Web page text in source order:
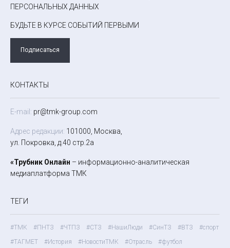
ПЕРСОНАЛЬНЫХ ДАННЫХ
БУДЬТЕ В КУРСЕ СОБЫТИЙ ПЕРВЫМИ
Подписаться
КОНТАКТЫ
E-mail: pr@tmk-group.com
Адрес редакции: 101000, Москва,
ул. Покровка, д.40 стр.2а
«Трубник Онлайн – информационно-аналитическая
медиаплатформа ТМК
ТЕГИ
#ТМК #ПНТЗ #ЧТПЗ #СТЗ #НашиЛюди #СинТЗ #ВТЗ
#спорт
#ТАГМЕТ
#История #НовостиТМК #Отрасль #футбол